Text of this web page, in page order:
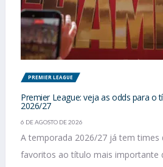
PREMIER LEAGUE
Premier League: veja as odds para o
2026/27
6 DE AGOSTO DE 2026
A temporada 2026/27 já tem
favoritos ao título mais importante